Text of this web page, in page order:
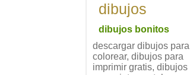
dibujos
dibujos bonitos
descargar dibujos para
colorear, dibujos para
imprimir gratis, dibujos